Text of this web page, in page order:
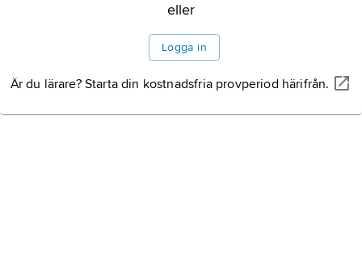
eller
Logga in
Är du lärare? Starta din kostnadsfria provperiod härifrån.